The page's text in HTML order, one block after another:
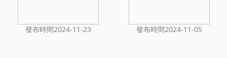
發布時間2024-11-23 發布時間2024-11-05